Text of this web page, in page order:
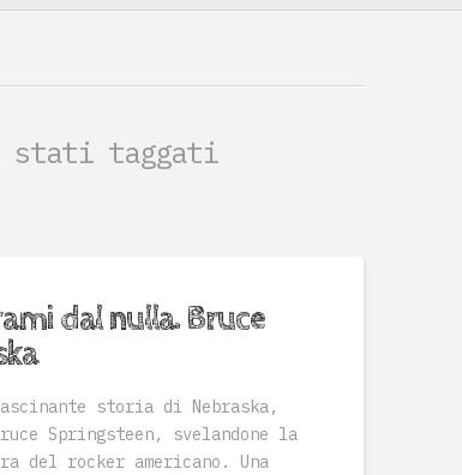
stati taggati
dal nulla. Bruce
storia di Nebraska,
Springsteen, svelandone la
rocker americano. Una